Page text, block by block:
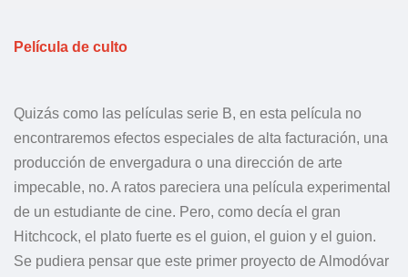
Película de culto
Quizás como las películas serie B, en esta película no
encontraremos efectos especiales de alta facturación, una
producción de envergadura o una dirección de arte
impecable, no. A ratos pareciera una película experimental
de un estudiante de cine. Pero, como decía el gran
Hitchcock, el plato fuerte es el guion, el guion y el guion.
Se pudiera pensar que este primer proyecto de Almodóvar